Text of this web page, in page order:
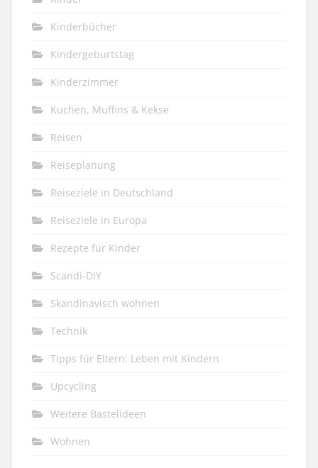
Kinderbücher
Kindergeburtstag
Kinderzimmer
Kuchen, Muffins & Kekse
Reisen
Reiseplanung
Reiseziele in Deutschland
Reiseziele in Europa
Rezepte für Kinder
Scandi-DIY
Skandinavisch wohnen
Technik
Tipps für Eltern: Leben mit Kindern
Upcycling
Weitere Bastelideen
Wohnen